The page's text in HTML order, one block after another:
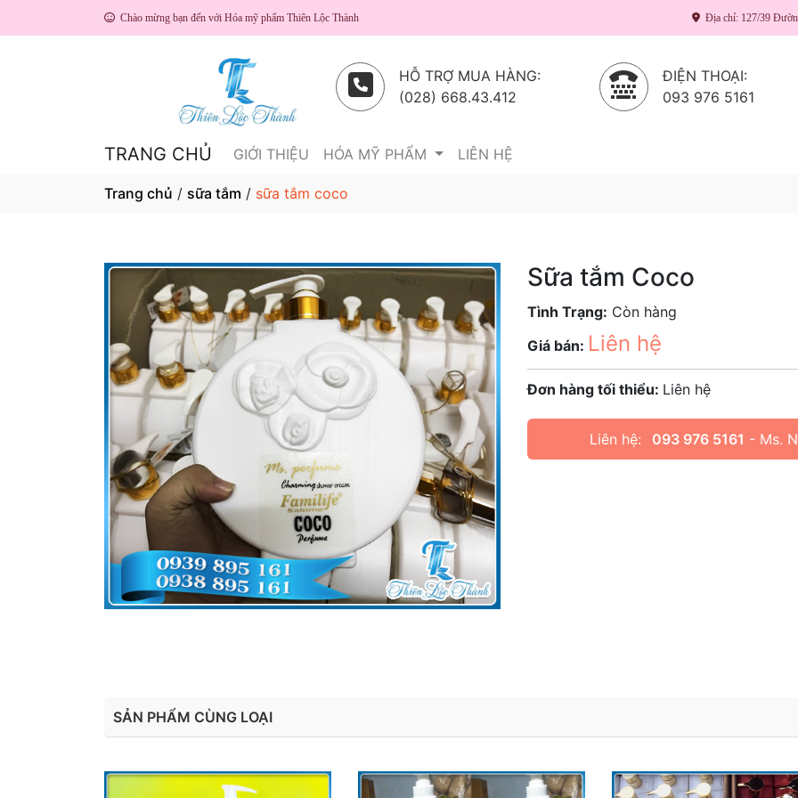
Chào mừng bạn đến với Hóa mỹ phẩm Thiên Lộc Thành Địa chỉ: 127/39
HỖ TRỢ MUA HÀNG:
(028) 668.43.412
ĐIỆN THOẠI:
093 976 5161
TRANG CHỦ GIỚI THIỆU HÓA MỸ PHẨM LIÊN HỆ
Trang chủ / sữa tắm / sữa tắm coco
Sữa tắm Coco
Tình Trạng: Còn hàng
Giá bán: Liên hệ
Đơn hàng tối thiểu: Liên hệ
Liên hệ: 093 976 5161 - Ms.
SẢN PHẨM CÙNG LOẠI